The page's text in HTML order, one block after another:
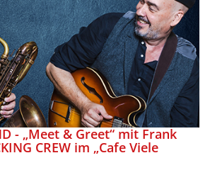
- „Meet & Greet“ mit Frank
CREW im „Cafe Viele